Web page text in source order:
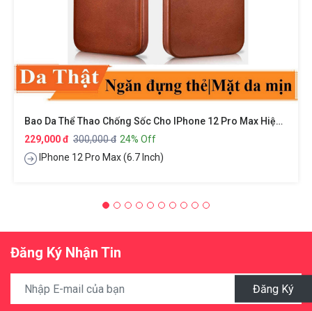
Bao Da Thể Thao Chống Sốc Cho IPhone 12 Pro Max Hiệu XUNDD Gra Series Có Ngăn Đựng Thẻ Card ATM Visit Cao Cấp Bảo Vệ Toàn Diện 360 Độ, Smartsleep Thông Minh
229,000 đ 300,000 đ 24% Off
IPhone 12 Pro Max (6.7 Inch)
Đăng Ký Nhận Tin
Đăng Ký